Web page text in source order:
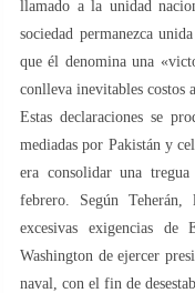
llamado a la unidad
sociedad permanezca
que él denomina una
conlleva inevitables costos
Estas declaraciones se
mediadas por Pakistán y
era consolidar una
febrero. Según Teherán,
excesivas exigencias de
Washington de ejercer
naval, con el fin de